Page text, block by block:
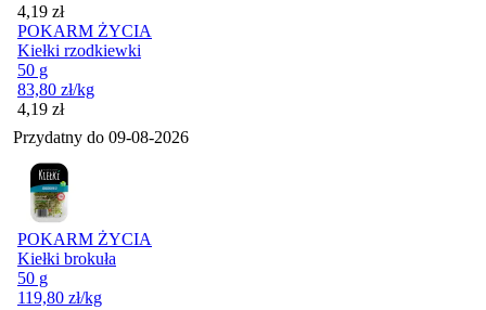
Cena
4,19 zł
POKARM ŻYCIA
Kiełki rzodkiewki
50 g
83,80 zł/kg
Cena
4,19 zł
Przydatny do 09-08-2026
POKARM ŻYCIA
Kiełki brokuła
50 g
119,80 zł/kg